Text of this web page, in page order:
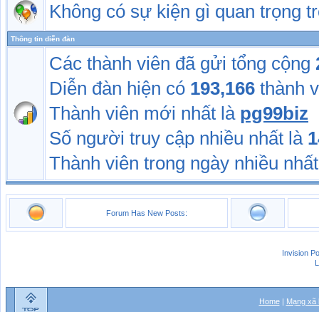
Không có sự kiện gì quan trọng
Thông tin diễn đàn
Các thành viên đã gửi tổng cộng
Diễn đàn hiện có 193,166 thành
Thành viên mới nhất là pg99biz
Số người truy cập nhiều nhất là
Thành viên trong ngày nhiều
Forum Has New Posts:
Invision
Home| Mạng xã